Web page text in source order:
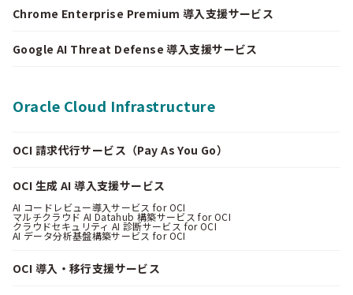
Chrome Enterprise Premium 導入支援サービス
Google AI Threat Defense 導入支援サービス
Oracle Cloud Infrastructure
OCI 請求代行サービス（Pay As You Go）
OCI 生成 AI 導入支援サービス
AI コードレビュー導入サービス for OCI
マルチクラウド AI Datahub 構築サービス for OCI
クラウドセキュリティ AI 診断サービス for OCI
AI データ分析基盤構築サービス for OCI
OCI 導入・移行支援サービス